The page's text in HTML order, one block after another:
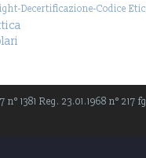
Decertificazione-Codice
n° 1381 Reg. 23.01.1968 n°